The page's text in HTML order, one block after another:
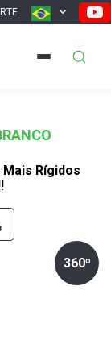
Rígidos
360º